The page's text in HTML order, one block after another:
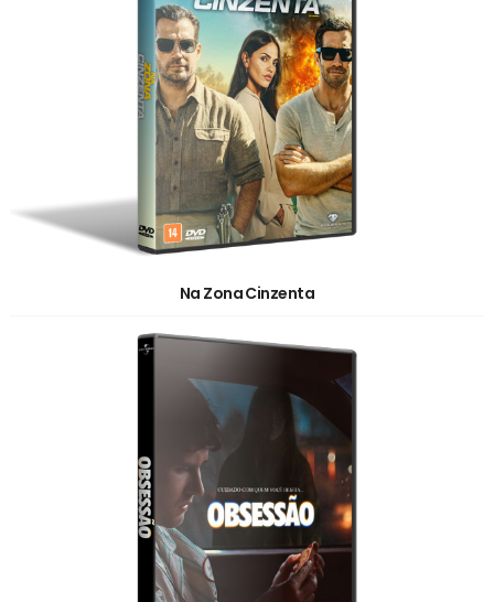
Na Zona Cinzenta